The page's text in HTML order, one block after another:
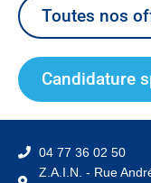
Toutes nos
Candidature
04 77 36 02 50
Z.A.I.N. - Rue